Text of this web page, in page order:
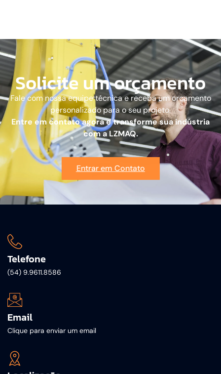
Solicite um orçamento
Fale com nossa equipe técnica e receba um orçamento
personalizado para o seu projeto.
Entre em contato agora e transforme sua indústria
com a LZMAQ.
Entrar em Contato
Telefone
(54) 9.9611.8586
Email
Clique para enviar um email